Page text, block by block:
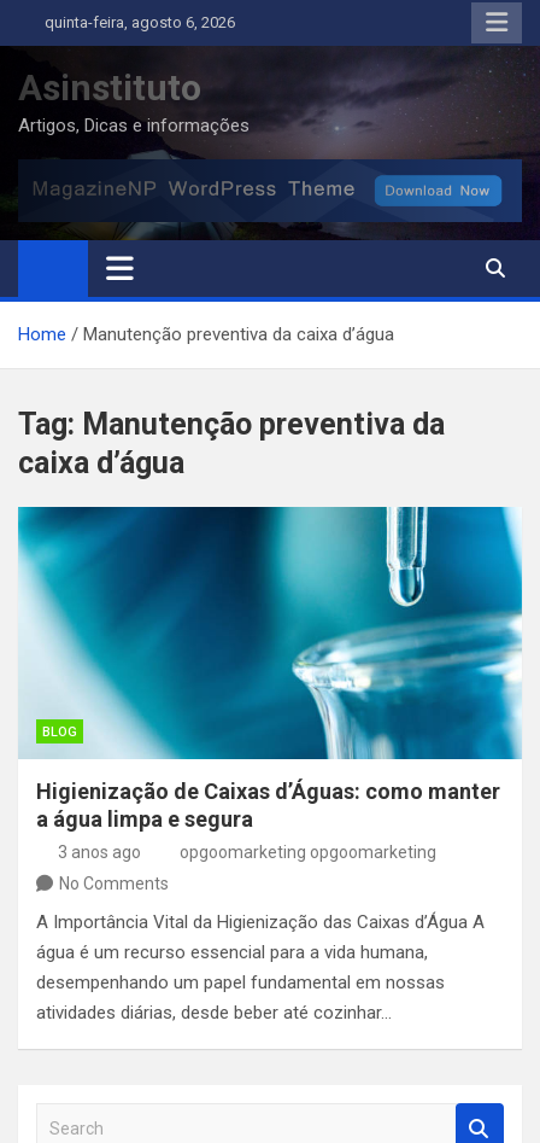
to
content
quinta-feira, agosto 6, 2026
Asinstituto
Artigos, Dicas e informações
Home Manutenção preventiva da caixa d’água
Tag: Manutenção preventiva da
caixa d’água
BLOG
Higienização de Caixas d’Águas: como manter
a água limpa e segura
3 anos ago
opgoomarketing opgoomarketing
No Comments
A Importância Vital da Higienização das Caixas d’Água A
água é um recurso essencial para a vida humana,
desempenhando um papel fundamental em nossas
atividades diárias, desde beber até cozinhar…